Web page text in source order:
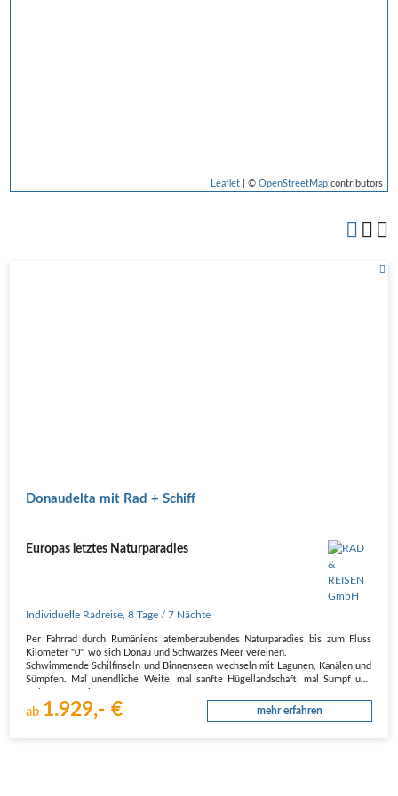
Leaflet| © OpenStreetMapcontributors
Donaudelta mit Rad + Schiff
Europas letztes Naturparadies
Individuelle Radreise ,8 Tage / 7 Nächte
Per Fahrrad durch Rumäniens atemberaubendes Naturparadies bis zum Fluss
Kilometer "0", wo sich Donau und Schwarzes Meer vereinen.
Schwimmende Schilfinseln und Binnenseen wechseln mit Lagunen, Kanälen und
Sümpfen. Mal unendliche Weite, mal sanfte Hügellandschaft, mal Sumpf und
ab 1.929,- € mehr erfahren